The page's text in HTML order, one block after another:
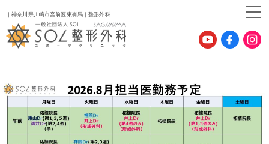
｜神奈川県川崎市宮前区東有馬｜整形外科｜